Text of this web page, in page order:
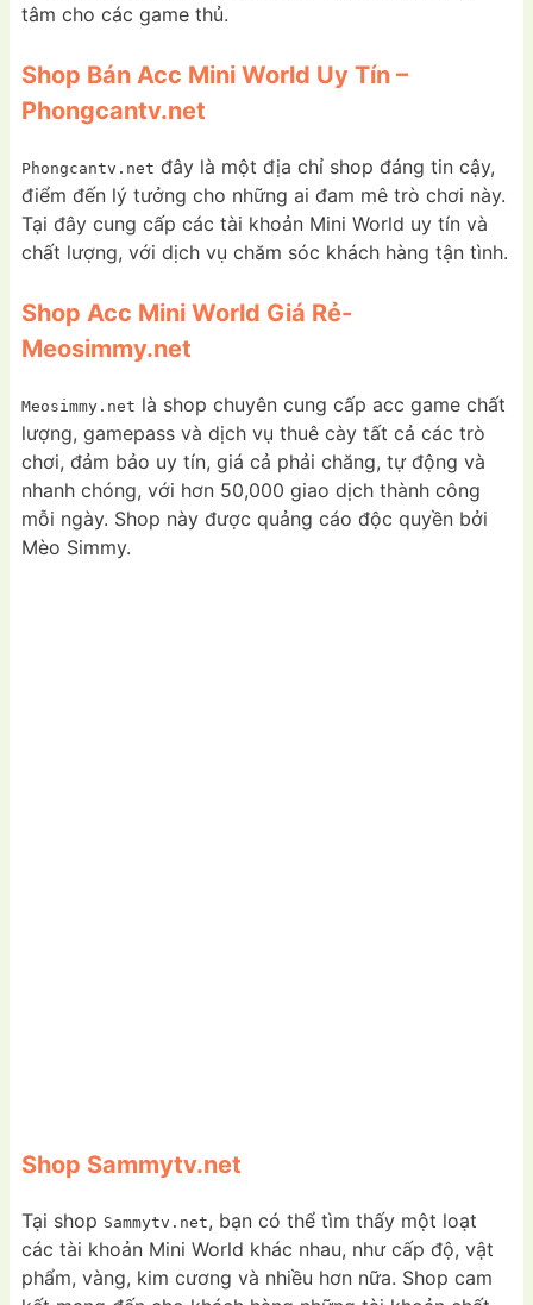
tâm cho các game thủ.
Shop Bán Acc Mini World Uy Tín –
Phongcantv.net
Phongcantv.net đây là một địa chỉ shop đáng tin cậy,
điểm đến lý tưởng cho những ai đam mê trò chơi này.
Tại đây cung cấp các tài khoản Mini World uy tín và
chất lượng, với dịch vụ chăm sóc khách hàng tận tình.
Shop Acc Mini World Giá Rẻ-
Meosimmy.net
Meosimmy.net là shop chuyên cung cấp acc game chất
lượng, gamepass và dịch vụ thuê cày tất cả các trò
chơi, đảm bảo uy tín, giá cả phải chăng, tự động và
nhanh chóng, với hơn 50,000 giao dịch thành công
mỗi ngày. Shop này được quảng cáo độc quyền bởi
Mèo Simmy.
Shop Sammytv.net
Tại shop Sammytv.net, bạn có thể tìm thấy một loạt
các tài khoản Mini World khác nhau, như cấp độ, vật
phẩm, vàng, kim cương và nhiều hơn nữa. Shop cam